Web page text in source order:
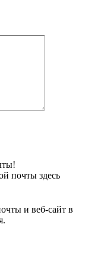
почты здесь
и веб-сайт в